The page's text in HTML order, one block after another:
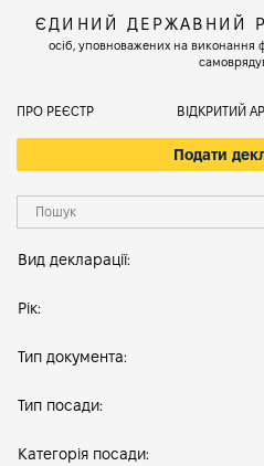
ЄДИНИЙ ДЕРЖАВНИЙ
осіб, уповноважених на виконання
ПРО РЕЄСТР ВІДКРИТИЙ
Подати
Вид декларації:
Рік:
Тип документа:
Тип посади:
Категорія посади: